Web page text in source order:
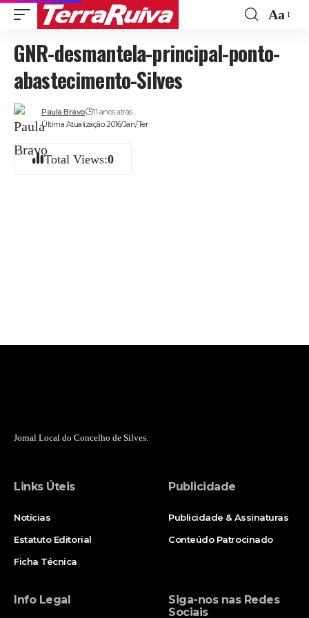
Resizer
Aa
GNR-desmantela-principal-ponto-
abastecimento-Silves
Última Atualização: 2016/Jan/Ter
Paula Bravo 11 anos atrás
Total Views:0
Jornal Local do Concelho de Silves.
Links Úteis
Notícias
Estatuto Editorial
Ficha Técnica
Publicidade
Publicidade & Assinaturas
Conteúdo Patrocinado
Info Legal
Siga-nos nas Redes
Sociais